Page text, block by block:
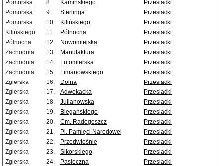
Pomorska
8. Kamińskiego
Przesiadki
Pomorska
9. Sterlinga
Przesiadki
Pomorska
10. Kilińskiego
Przesiadki
Kilińskiego
11. Północna
Przesiadki
Północna
12. Nowomiejska
Przesiadki
Zachodnia
13. Manufaktura
Przesiadki
Zachodnia
14. Lutomierska
Przesiadki
Zachodnia
15. Limanowskiego
Przesiadki
Zgierska
16. Dolna
Przesiadki
Zgierska
17. Adwokacka
Przesiadki
Zgierska
18. Julianowska
Przesiadki
Zgierska
19. Biegańskiego
Przesiadki
Zgierska
20. Cm. Radogoszcz
Przesiadki
Zgierska
21. Pl. Pamięci Narodowej
Przesiadki
Zgierska
22. Przedwiośnie
Przesiadki
Zgierska
23. Sikorskiego
Przesiadki
Zgierska
24. Pasieczna
Przesiadki